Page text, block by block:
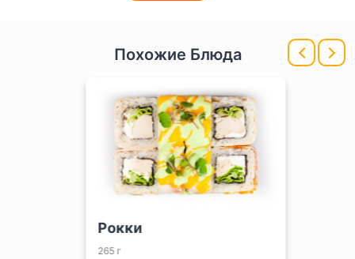
Похожие Блюда
Рокки
265 г